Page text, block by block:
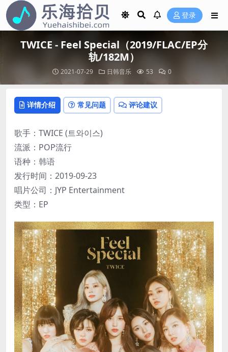
登录
TWICE - Feel Special（2019/FLAC/EP分
轨/182M）
2021-07-29 日韩音乐 53 0
详情介绍 常见问题 评论建议
歌手：TWICE (트와이스)
流派：POP流行
语种：韩语
发行时间：2019-09-23
唱片公司：JYP Entertainment
类型：EP